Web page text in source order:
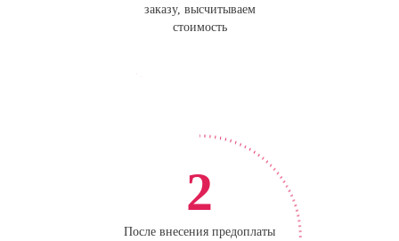
заказу, высчитываем
стоимость
2
После внесения предоплаты